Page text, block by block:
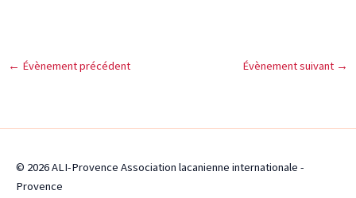
← Évènement précédent Évènement suivant →
© 2026 ALI-Provence Association lacanienne internationale -
Provence